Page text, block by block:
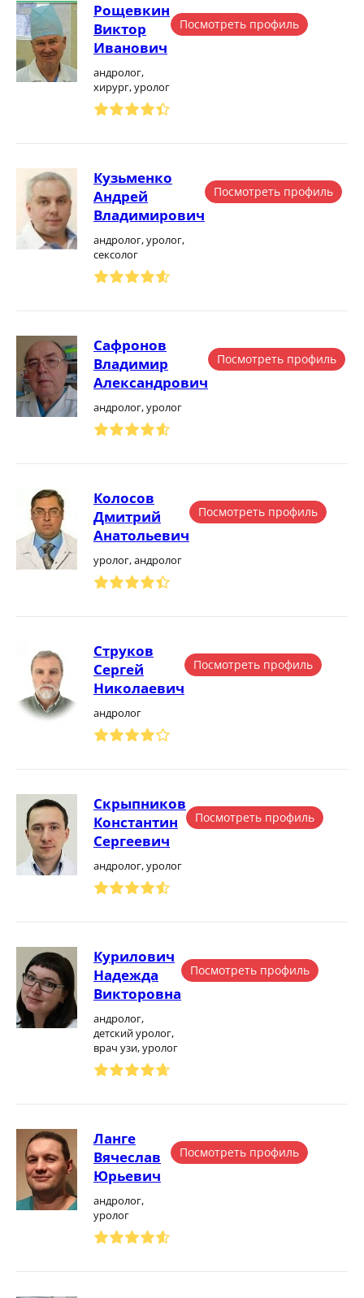
Рощевкин
Виктор
Иванович
андролог,
хирург, уролог
Посмотреть профиль
Кузьменко
Андрей
Владимирович
андролог, уролог,
сексолог
Посмотреть профиль
Сафронов
Владимир
Александрович
андролог, уролог
Посмотреть профиль
Колосов
Дмитрий
Анатольевич
уролог, андролог
Посмотреть профиль
Струков
Сергей
Николаевич
андролог
Посмотреть профиль
Скрыпников
Константин
Сергеевич
андролог, уролог
Посмотреть профиль
Курилович
Надежда
Викторовна
андролог,
детский уролог,
врач узи, уролог
Посмотреть профиль
Ланге
Вячеслав
Юрьевич
андролог,
уролог
Посмотреть профиль